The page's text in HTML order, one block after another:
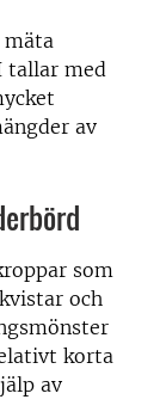
tallar med
av
som
och
korta
av